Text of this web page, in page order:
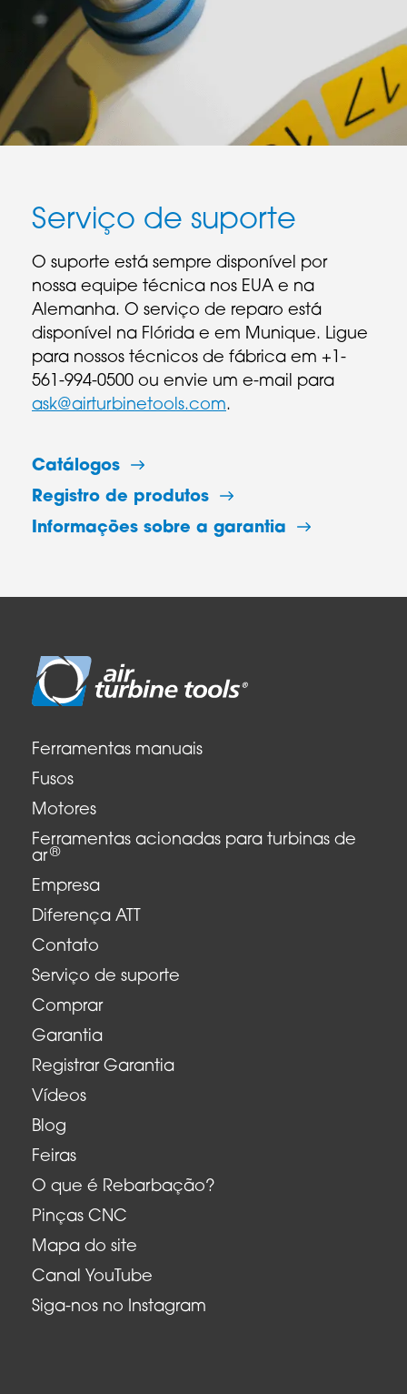
Serviço de suporte
O suporte está sempre disponível por
nossa equipe técnica nos EUA e na
Alemanha. O serviço de reparo está
disponível na Flórida e em Munique. Ligue
para nossos técnicos de fábrica em +1-
561-994-0500 ou envie um e-mail para
ask@airturbinetools.com.
Catálogos
Registro de produtos
Informações sobre a garantia
Ferramentas manuais
Fusos
Motores
Ferramentas acionadas para turbinas de
ar ®
Empresa
Diferença ATT
Contato
Serviço de suporte
Comprar
Garantia
Registrar Garantia
Vídeos
Blog
Feiras
O que é Rebarbação?
Pinças CNC
Mapa do site
Canal YouTube
Siga-nos no Instagram